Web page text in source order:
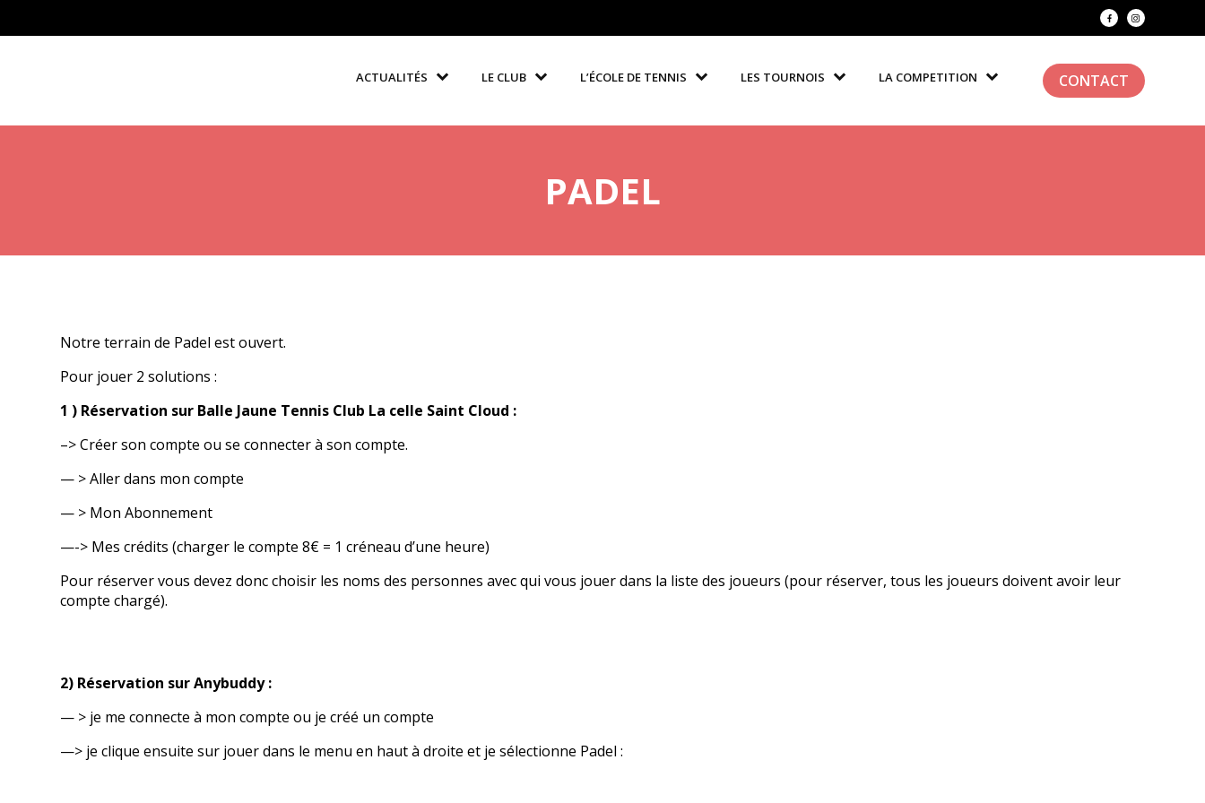
ACTUALITÉS LE CLUB L’ÉCOLE DE TENNIS LES TOURNOIS LA COMPETITION CONTACT
PADEL
Notre terrain de Padel est ouvert.
Pour jouer 2 solutions :
1 ) Réservation sur Balle Jaune Tennis Club La celle Saint Cloud :
–> Créer son compte ou se connecter à son compte.
— > Aller dans mon compte
— > Mon Abonnement
—-> Mes crédits (charger le compte 8€ = 1 créneau d’une heure)
Pour réserver vous devez donc choisir les noms des personnes avec qui vous jouer dans la liste des joueurs (pour réserver, tous les joueurs doivent avoir leur
compte chargé).
2) Réservation sur Anybuddy :
— > je me connecte à mon compte ou je créé un compte
—> je clique ensuite sur jouer dans le menu en haut à droite et je sélectionne Padel :